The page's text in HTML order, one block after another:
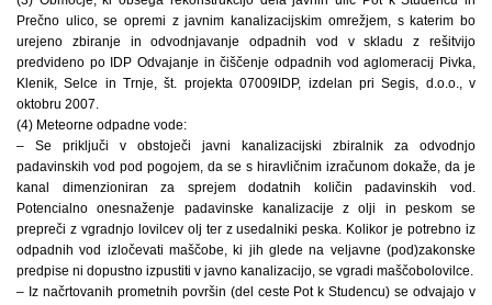
Prečno ulico, se opremi z javnim kanalizacijskim omrežjem, s katerim bo
urejeno zbiranje in odvodnjavanje odpadnih vod v skladu z rešitvijo
predvideno po IDP Odvajanje in čiščenje odpadnih vod aglomeracij Pivka,
Klenik, Selce in Trnje, št. projekta 07009IDP, izdelan pri Segis, d.o.o., v
oktobru 2007.
(4) Meteorne odpadne vode:
– Se priključi v obstoječi javni kanalizacijski zbiralnik za odvodnjo
padavinskih vod pod pogojem, da se s hiravličnim izračunom dokaže, da je
kanal dimenzioniran za sprejem dodatnih količin padavinskih vod.
Potencialno onesnaženje padavinske kanalizacije z olji in peskom se
prepreči z vgradnjo lovilcev olj ter z usedalniki peska. Kolikor je potrebno iz
odpadnih vod izločevati maščobe, ki jih glede na veljavne (pod)zakonske
predpise ni dopustno izpustiti v javno kanalizacijo, se vgradi maščobolovilce.
– Iz načrtovanih prometnih površin (del ceste Pot k Studencu) se odvajajo v